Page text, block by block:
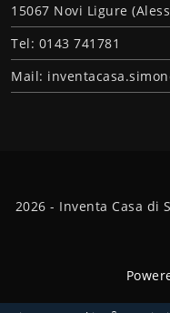
15067 Novi Ligure
Tel: 0143 741781
Mail:
2026 - Inventa Casa di